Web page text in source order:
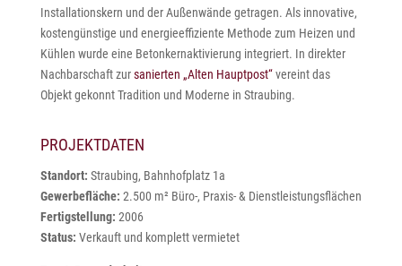
Installationskern und der Außenwände getragen. Als innovative,
kostengünstige und energieeffiziente Methode zum Heizen und
Kühlen wurde eine Betonkernaktivierung integriert. In direkter
Nachbarschaft zursanierten „Alten Hauptpost“vereint das
Objekt gekonnt Tradition und Moderne in Straubing.
PROJEKTDATEN
Standort: Straubing, Bahnhofplatz 1a
Gewerbefläche: 2.500 m² Büro-, Praxis- & Dienstleistungsflächen
Fertigstellung: 2006
Status: Verkauft und komplett vermietet